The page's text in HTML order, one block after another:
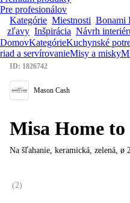
Pre profesionálov
Kategórie Miestnosti Bonami
zľavy Inšpirácia Návrh
DomovKategórieKuchynské
riad a servírovanieMisy a misky
ID: 1826742
Mason Cash
Misa Home to
Na šľahanie, keramická, zelená, ø
(2)